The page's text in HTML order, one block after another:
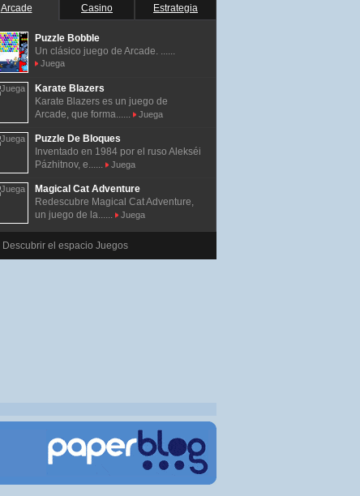
Arcade Casino Estrategia
Puzzle Bobble
Un clásico juego de Arcade. ......
Juega
Karate Blazers
Karate Blazers es un juego de
Arcade, que forma......
Juega
Puzzle De Bloques
Inventado en 1984 por el ruso Alekséi
Pázhitnov, e......
Juega
Magical Cat Adventure
Redescubre Magical Cat Adventure,
un juego de la......
Juega
Descubrir el espacio Juegos